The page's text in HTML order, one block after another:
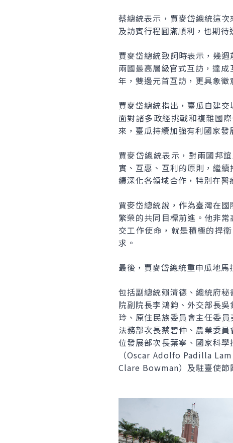
蔡總統表示，賈麥岱總統這
及訪賓行程圓滿順利，也期
賈麥岱總統致詞時表示，幾
兩國最高層級官式互訪，達
年，雙邊元首互訪，更具象徵
賈麥岱總統指出，臺瓜自建
面對諸多政經挑戰和複雜國
來，臺瓜持續加強有利國家
賈麥岱總統表示，對兩國邦
實、互惠、互利的原則，繼
續深化各領域合作，特別在醫
賈麥岱總統說，作為臺灣在
繁榮的共同目標前進。他非
交工作使命，就是積極的捍
求。
最後，賈麥岱總統重申瓜地
包括副總統賴清德、總統府
院副院長李鴻鈞、外交部長
玲、原住民族委員會主任委
法務部次長蔡碧仲、農業委
位發展部次長葉寧、國家科
（Oscar Adolfo Padilla
Clare Bowman）及駐臺使節